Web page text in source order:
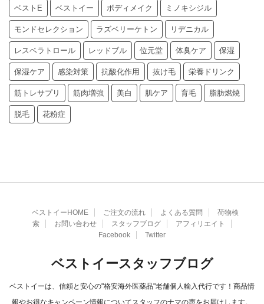
ベストE ベストイー ボディメイク ミノキシジル
モンドセレクション ラズベリーケトン リデニカル
レスベラトロール レッドブル 位元堂 体臭ケア 保湿
保湿ケア 感染対策 抗酸化作用 抜け毛 栄養ドリンク
筋トレサプリ 筋肉増強 美白 肌ケア 育毛 脂肪燃焼
脱毛 花粉症
ベストイーHOME ご注文の流れ よくある質問
荷物検
索
お問い合わせ スタッフブログ
アフィリエイト
Facebook
Twitter
ベストイースタッフブログ
ベストイーは、信頼と安心の"格安海外医薬品"老舗個人輸入代行です！商品情
報やお得なキャンペーン情報についてスタッフのナマの声をお届けします。